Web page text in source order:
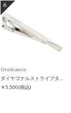
6
Orobianco
￥5,500(税込)